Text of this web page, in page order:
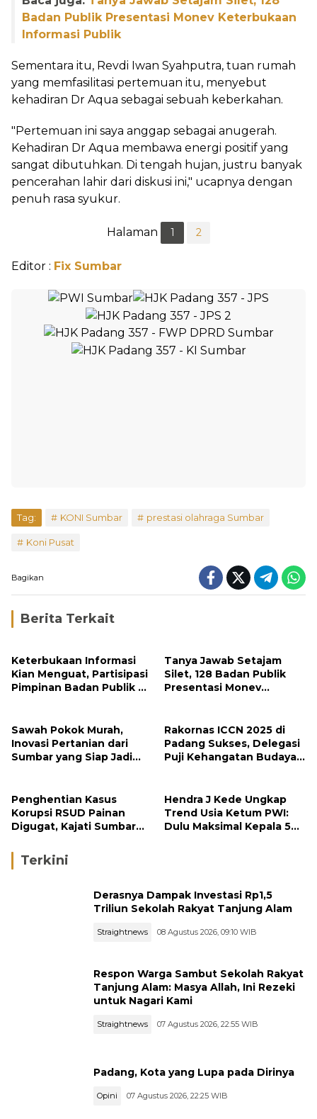
Badan Publik Presentasi Monev Keterbukaan
Informasi Publik
Sementara itu, Revdi Iwan Syahputra, tuan rumah
yang memfasilitasi pertemuan itu, menyebut
kehadiran Dr Aqua sebagai sebuah keberkahan.
"Pertemuan ini saya anggap sebagai anugerah.
Kehadiran Dr Aqua membawa energi positif yang
sangat dibutuhkan. Di tengah hujan, justru banyak
pencerahan lahir dari diskusi ini," ucapnya dengan
penuh rasa syukur.
Halaman 1 2
Editor : Fix Sumbar
Tag: KONI Sumbar prestasi olahraga Sumbar
Koni Pusat
Bagikan
Berita Terkait
Keterbukaan Informasi
Kian Menguat, Partisipasi
Pimpinan Badan Publik di
Tanya Jawab Setajam
Silet, 128 Badan Publik
Presentasi Monev
Sawah Pokok Murah,
Inovasi Pertanian dari
Sumbar yang Siap Jadi
Rakornas ICCN 2025 di
Padang Sukses, Delegasi
Puji Kehangatan Budaya
Penghentian Kasus
Korupsi RSUD Painan
Digugat, Kajati Sumbar
Praperadilan
Hendra J Kede Ungkap
Trend Usia Ketum PWI:
Dulu Maksimal Kepala 5
Terkini
Derasnya Dampak Investasi Rp1,5
Triliun Sekolah Rakyat Tanjung Alam
Straightnews 08 Agustus 2026, 09:10 WIB
Respon Warga Sambut Sekolah Rakyat
Tanjung Alam: Masya Allah, Ini Rezeki
untuk Nagari Kami
Straightnews 07 Agustus 2026, 22:55 WIB
Padang, Kota yang Lupa pada Dirinya
Opini 07 Agustus 2026, 22:25 WIB